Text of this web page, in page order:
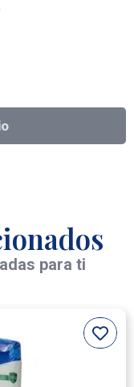
para ti